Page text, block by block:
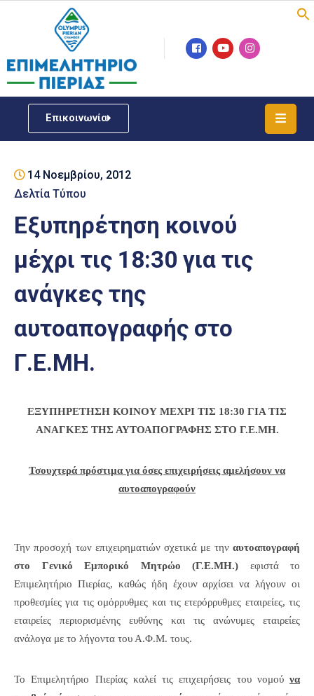
Επικοινωνία
Επιμελητήριο
Νέα
ΓΕΜΗ
Επιχειρηματική
Υποστήριξη
Έκθεση
Παραδοσιακών
Επαγγελμάτων
Έκθεση
ΕΒΕΠ-
Πιερία
14 Νοεμβρίου, 2012
Δελτία Τύπου
Εξυπηρέτηση κοινού
μέχρι τις 18:30 για τις
ανάγκες της
αυτοαπογραφής στο
Γ.Ε.ΜΗ.
ΕΞΥΠΗΡΕΤΗΣΗ ΚΟΙΝΟΥ ΜΕΧΡΙ ΤΙΣ 18:30 ΓΙΑ ΤΙΣ
ΑΝΑΓΚΕΣ ΤΗΣ ΑΥΤΟΑΠΟΓΡΑΦΗΣ ΣΤΟ Γ.Ε.ΜΗ.
Τσουχτερά πρόστιμα για όσες επιχειρήσειςαμελήσουν να
αυτοαπογραφούν
Την προσοχή των επιχειρηματιών σχετικά με την αυτοαπογραφή
στο Γενικό Εμπορικό Μητρώο (Γ.Ε.ΜΗ.) εφιστά το
Επιμελητήριο Πιερίας, καθώς ήδη έχουν αρχίσει να λήγουν οι
προθεσμίες για τις ομόρρυθμες και τις ετερόρρυθμες εταιρείες, τις
εταιρείες περιορισμένης ευθύνης και τις ανώνυμες εταιρείες
ανάλογα με το λήγοντα του Α.Φ.Μ. τους.
Το Επιμελητήριο Πιερίας καλεί τις επιχειρήσεις του νομού να